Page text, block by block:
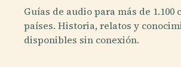
Guías de audio para más de 1.100
países. Historia, relatos y
disponibles sin conexión.